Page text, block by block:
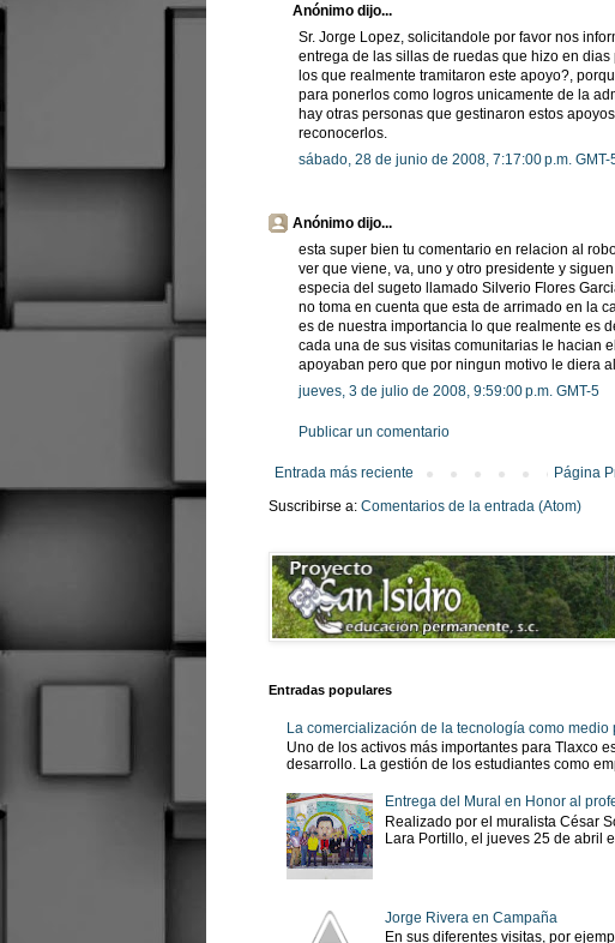
Anónimo dijo...
Sr. Jorge Lopez, solicitandole por favor nos
entrega de las sillas de ruedas que hizo en
los que realmente tramitaron este apoyo?,
para ponerlos como logros unicamente de la
hay otras personas que gestinaron estos
reconocerlos.
sábado, 28 de junio de 2008, 7:17:00 p.m. GMT-
Anónimo dijo...
esta super bien tu comentario en relacion al
ver que viene, va, uno y otro presidente y
especia del sugeto llamado Silverio Flores
no toma en cuenta que esta de arrimado en la
es de nuestra importancia lo que realmente es
cada una de sus visitas comunitarias le hacian
apoyaban pero que por ningun motivo le diera
jueves, 3 de julio de 2008, 9:59:00 p.m. GMT-5
Publicar un comentario
Entrada más reciente
Página
Suscribirse a: Comentarios de la entrada (Atom)
Entradas populares
La comercialización de la tecnología como
Uno de los activos más importantes para Tlaxco
desarrollo. La gestión de los estudiantes como
Entrega del Mural en Honor al
Realizado por el muralista César
Lara Portillo, el jueves 25 de abril
Jorge Rivera en Campaña
En sus diferentes visitas, por